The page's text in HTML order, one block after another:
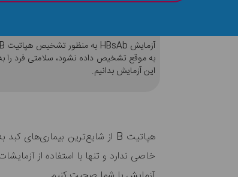
این آزمایش بدانیم.
خاصی ندارد و تنها با استفاده از